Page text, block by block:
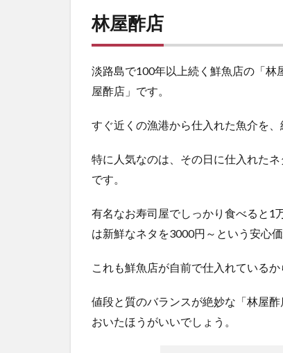
林屋酢店
淡路島で100年以上続く鮮魚店の「
屋酢店」です。
すぐ近くの漁港から仕入れた魚介を
特に人気なのは、その日に仕入れた
です。
有名なお寿司屋でしっかり食べると1
は新鮮なネタを3000円～という安心
これも鮮魚店が自前で仕入れているか
値段と質のバランスが絶妙な「林屋
おいたほうがいいでしょう。